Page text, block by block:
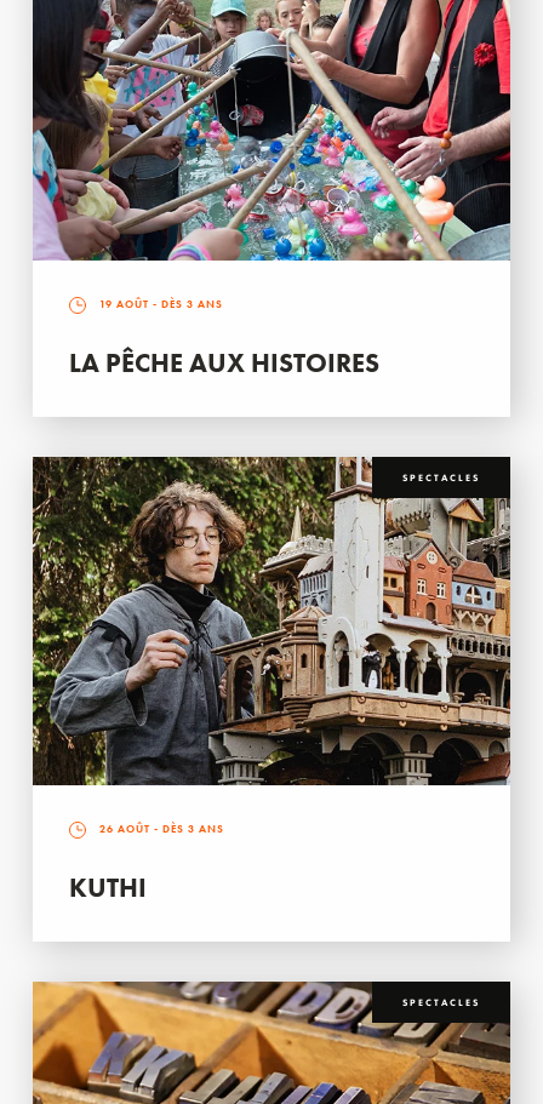
19 AOÛT - DÈS 3 ANS
LA PÊCHE AUX HISTOIRES
SPECTACLES
26 AOÛT - DÈS 3 ANS
KUTHI
SPECTACLES